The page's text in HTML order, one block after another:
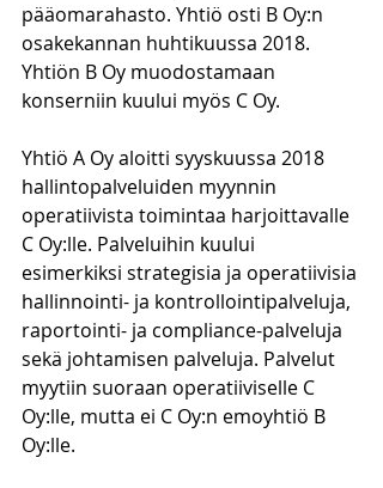
pääomarahasto. Yhtiö osti B Oy:n
osakekannan huhtikuussa 2018.
Yhtiön B Oy muodostamaan
konserniin kuului myös C Oy.
Yhtiö A Oy aloitti syyskuussa 2018
hallintopalveluiden myynnin
operatiivista toimintaa harjoittavalle
C Oy:lle. Palveluihin kuului
esimerkiksi strategisia ja operatiivisia
hallinnointi- ja kontrollointipalveluja,
raportointi- ja compliance-palveluja
sekä johtamisen palveluja. Palvelut
myytiin suoraan operatiiviselle C
Oy:lle, mutta ei C Oy:n emoyhtiö B
Oy:lle.